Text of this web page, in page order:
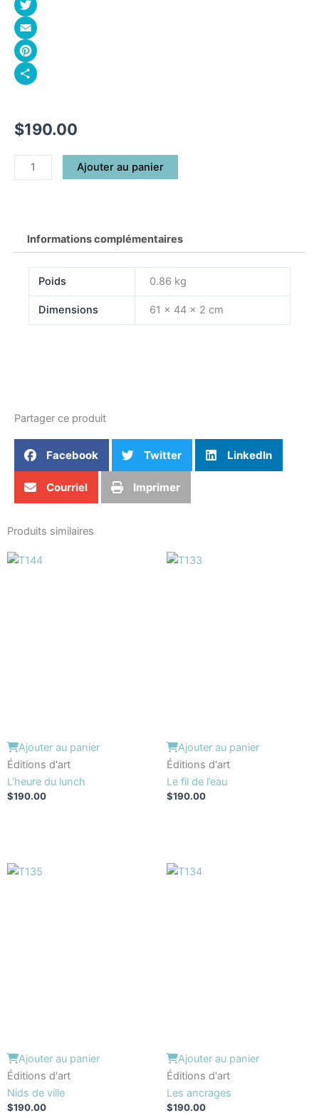
Facebook
Twitter
Email
Pinterest
$190.00
quantité
de
Ajouter au panier
Informations complémentaires
Poids 0.86 kg
Dimensions 61 × 44 × 2 cm
Partager ce produit
Facebook Twitter LinkedIn
Courriel Imprimer
Produits similaires
Ajouter au panier
Éditions d'art
L’heure du lunch
$190.00
Ajouter au panier
Éditions d'art
Le fil de l’eau
$190.00
Ajouter au panier
Éditions d'art
Nids de ville
$190.00
Ajouter au panier
Éditions d'art
Les ancrages
$190.00